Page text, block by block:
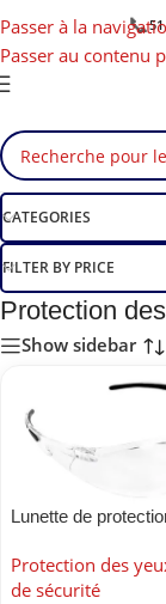
Passer à la
Passer au contenu
📞
CATEGORIES
FILTER BY PRICE
Protection
Show sidebar
Lunette de
Protection des
de sécurité